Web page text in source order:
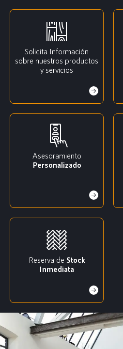
Solicita Información
sobre nuestros productos
y servicios
Asesoramiento
Personalizado
Reserva de Stock
Inmediata